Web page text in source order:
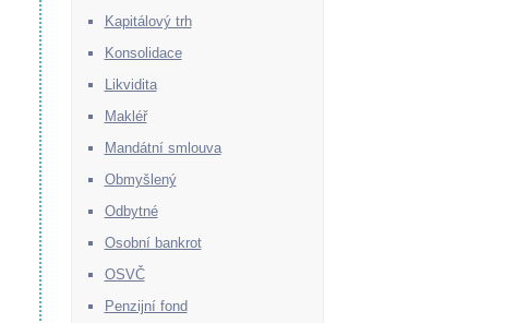
Kapitálový trh
Konsolidace
Likvidita
Makléř
Mandátní smlouva
Obmyšlený
Odbytné
Osobní bankrot
OSVČ
Penzijní fond